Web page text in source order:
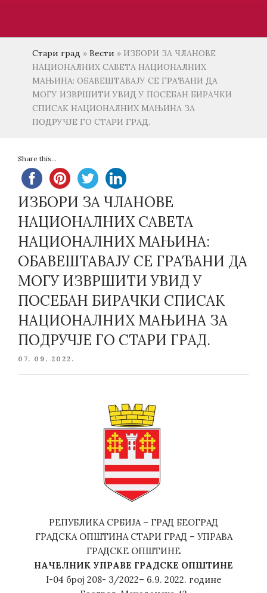
Стари град » Вести » ИЗБОРИ ЗА ЧЛАНОВЕ
НАЦИОНАЛНИХ САВЕТА НАЦИОНАЛНИХ
МАЊИНА: ОБАВЕШТАВАЈУ СЕ ГРАЂАНИ ДА
МОГУ ИЗВРШИТИ УВИД У ПОСЕБАН БИРАЧКИ
СПИСАК НАЦИОНАЛНИХ МАЊИНА ЗА
ПОДРУЧЈЕ ГО СТАРИ ГРАД.
Share this...
ИЗБОРИ ЗА ЧЛАНОВЕ
НАЦИОНАЛНИХ САВЕТА
НАЦИОНАЛНИХ МАЊИНА:
ОБАВЕШТАВАЈУ СЕ ГРАЂАНИ ДА
МОГУ ИЗВРШИТИ УВИД У
ПОСЕБАН БИРАЧКИ СПИСАК
НАЦИОНАЛНИХ МАЊИНА ЗА
ПОДРУЧЈЕ ГО СТАРИ ГРАД.
POSTED
07. 09. 2022.
РЕПУБЛИКА СРБИЈА – ГРАД БЕОГРАД
ГРАДСКА ОПШТИНА СТАРИ ГРАД – УПРАВА
ГРАДСКЕ ОПШТИНЕ
НАЧЕЛНИК УПРАВЕ ГРАДСКЕ ОПШТИНЕ
I-04 број 208- 3/2022– 6.9. 2022. године